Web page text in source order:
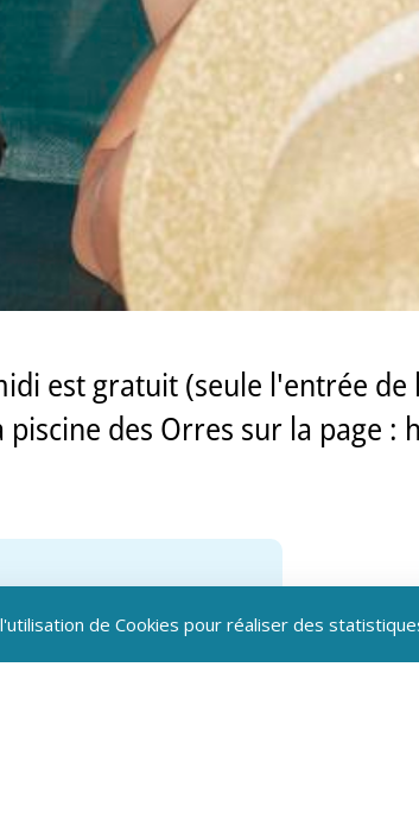
est gratuit (seule l'entrée de
piscine des Orres sur la page
de Cookies pour réaliser des